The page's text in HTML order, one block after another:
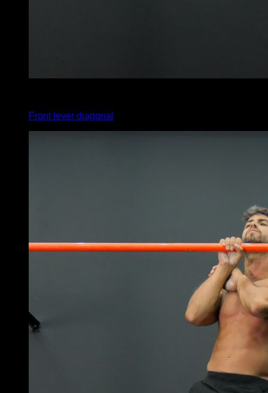
Front lever diagonal